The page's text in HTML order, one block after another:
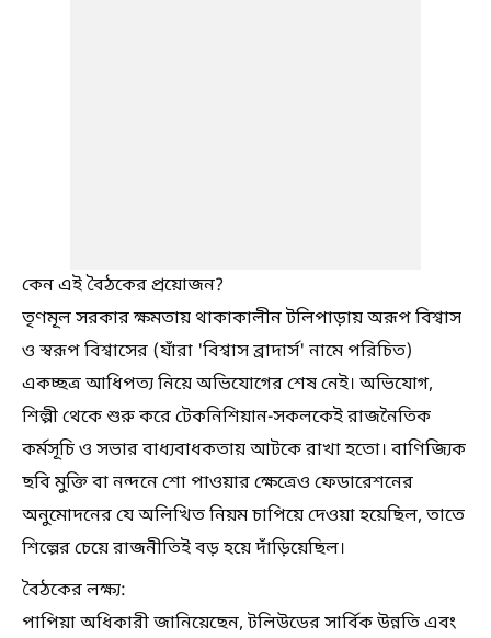
কেন এই বৈঠকের প্রয়োজন?
তৃণমূল সরকার ক্ষমতায় থাকাকালীন টলিপাড়ায় অরূপ বিশ্বাস
ও স্বরূপ বিশ্বাসের (যাঁরা 'বিশ্বাস ব্রাদার্স' নামে পরিচিত)
একচ্ছত্র আধিপত্য নিয়ে অভিযোগের শেষ নেই। অভিযোগ,
শিল্পী থেকে শুরু করে টেকনিশিয়ান-সকলকেই রাজনৈতিক
কর্মসূচি ও সভার বাধ্যবাধকতায় আটকে রাখা হতো। বাণিজ্যিক
ছবি মুক্তি বা নন্দনে শো পাওয়ার ক্ষেত্রেও ফেডারেশনের
অনুমোদনের যে অলিখিত নিয়ম চাপিয়ে দেওয়া হয়েছিল, তাতে
শিল্পের চেয়ে রাজনীতিই বড় হয়ে দাঁড়িয়েছিল।
বৈঠকের লক্ষ্য:
পাপিয়া অধিকারী জানিয়েছেন, টলিউডের সার্বিক উন্নতি এবং